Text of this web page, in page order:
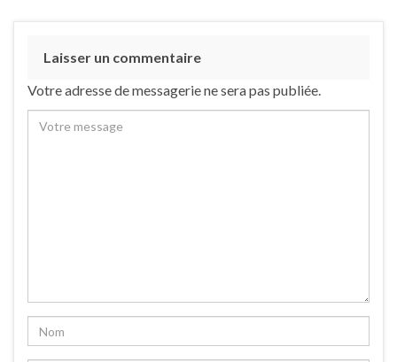
Laisser un commentaire
Votre adresse de messagerie ne sera pas publiée.